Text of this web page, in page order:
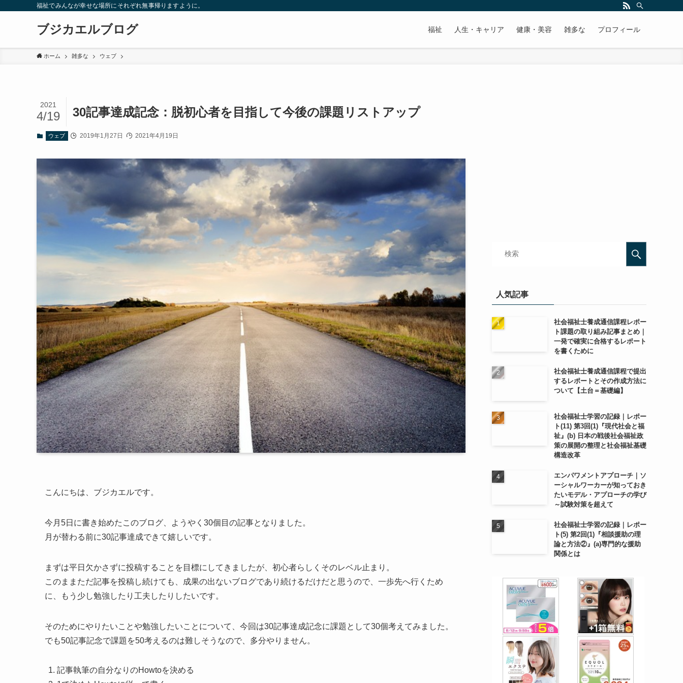
福祉でみんなが幸せな場所にそれぞれ無事帰りますように。
ブジカエルブログ 福祉 人生・キャリア 健康・美容 雑多な プロフィール
ホーム 雑多な ウェブ
30記事達成記念：脱初心者を目指して今後の課題リストアップ
2021
4/19
ウェブ 2019年1月27日 2021年4月19日
こんにちは、ブジカエルです。
今月5日に書き始めたこのブログ、ようやく30個目の記事となりました。
月が替わる前に30記事達成できて嬉しいです。
まずは平日欠かさずに投稿することを目標にしてきましたが、初心者らしくそのレベル止まり。
このままただ記事を投稿し続けても、成果の出ないブログであり続けるだけだと思うので、一歩先へ行くため
に、もう少し勉強したり工夫したりしたいです。
そのためにやりたいことや勉強したいことについて、今回は30記事達成記念に課題として30個考えてみました。
でも50記事記念で課題を50考えるのは難しそうなので、多分やりません。
記事執筆の自分なりのHowtoを決める
人気記事
社会福祉士養成通信課程レポー
ト課題の取り組み記事まとめ｜
一発で確実に合格するレポート
を書くために
社会福祉士養成通信課程で提出
するレポートとその作成方法に
ついて【土台＝基礎編】
社会福祉士学習の記録｜レポー
ト(11) 第3回(1)『現代社会と福
祉』(b) 日本の戦後社会福祉政
策の展開の整理と社会福祉基礎
構造改革
エンパワメントアプローチ｜ソ
ーシャルワーカーが知っておき
たいモデル・アプローチの学び
～試験対策を超えて
社会福祉士学習の記録｜レポー
ト(5) 第2回(1)『相談援助の理
論と方法②』(a)専門的な援助
関係とは